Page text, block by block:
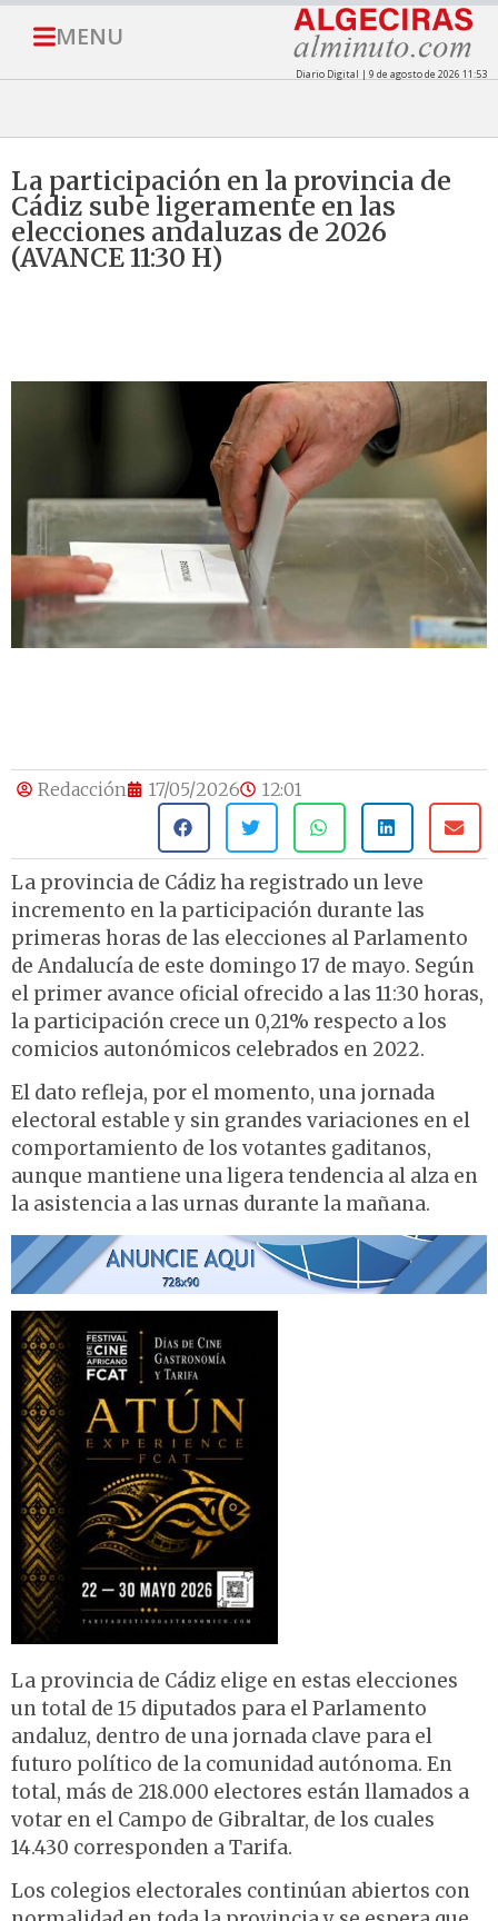
MENU
Diario Digital | 9 de agosto de 2026 11:53
La participación en la provincia de
Cádiz sube ligeramente en las
elecciones andaluzas de 2026
(AVANCE 11:30 H)
Redacción 17/05/2026 12:01
La provincia de Cádiz ha registrado un leve
incremento en la participación durante las
primeras horas de las elecciones al Parlamento
de Andalucía de este domingo 17 de mayo. Según
el primer avance oficial ofrecido a las 11:30 horas,
la participación crece un 0,21% respecto a los
comicios autonómicos celebrados en 2022.
El dato refleja, por el momento, una jornada
electoral estable y sin grandes variaciones en el
comportamiento de los votantes gaditanos,
aunque mantiene una ligera tendencia al alza en
la asistencia a las urnas durante la mañana.
La provincia de Cádiz elige en estas elecciones
un total de 15 diputados para el Parlamento
andaluz, dentro de una jornada clave para el
futuro político de la comunidad autónoma. En
total, más de 218.000 electores están llamados a
votar en el Campo de Gibraltar, de los cuales
14.430 corresponden a Tarifa.
Los colegios electorales continúan abiertos con